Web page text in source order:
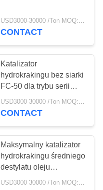
CONTACT
Katalizator
hydrokrakingu bez siarki
FC-50 dla trybu serii
jednostopniowej
USD3000-30000 /Ton MOQ:1 KG
CONTACT
Maksymalny katalizator
hydrokrakingu średniego
destylatu oleju
napędowego FC-28
USD3000-30000 /Ton MOQ:1 KG